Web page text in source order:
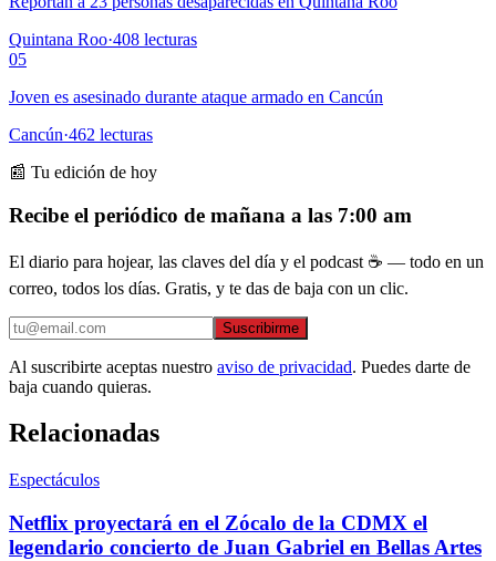
Quintana Roo·408 lecturas
05
Joven es asesinado durante ataque armado en Cancún
Cancún·462 lecturas
📰 Tu edición de hoy
Recibe el periódico de mañana a las 7:00 am
El diario para hojear, las claves del día y el podcast ☕ — todo en un
correo, todos los días. Gratis, y te das de baja con un clic.
Suscribirme
Al suscribirte aceptas nuestro aviso de privacidad. Puedes darte de
baja cuando quieras.
Relacionadas
Espectáculos
Netflix proyectará en el Zócalo de la CDMX el
legendario concierto de Juan Gabriel en Bellas Artes